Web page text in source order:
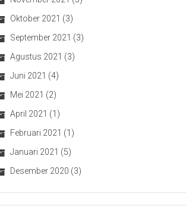
Oktober 2021 (3)
September 2021 (3)
Agustus 2021 (3)
Juni 2021 (4)
Mei 2021 (2)
April 2021 (1)
Februari 2021 (1)
Januari 2021 (5)
Desember 2020 (3)